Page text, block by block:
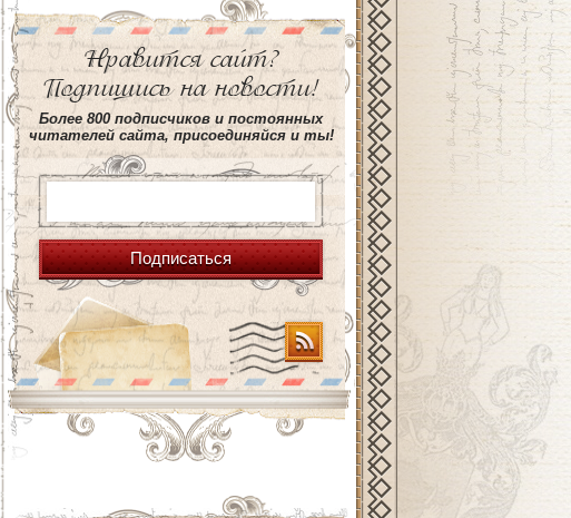
Нравится сайт?
Подпишись на новости!
Более 800 подписчиков и постоянных
читателей сайта, присоединяйся и ты!
Подписаться
This
site
is
protected
by
wp-
copyrightpro.com